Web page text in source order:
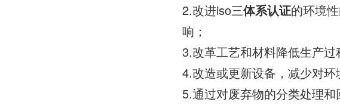
2.改进iso三体系认证的环境
响；
3.改革工艺和材料降低生产过
4.改造或更新设备，减少对环
5.通过对废弃物的分类处理和